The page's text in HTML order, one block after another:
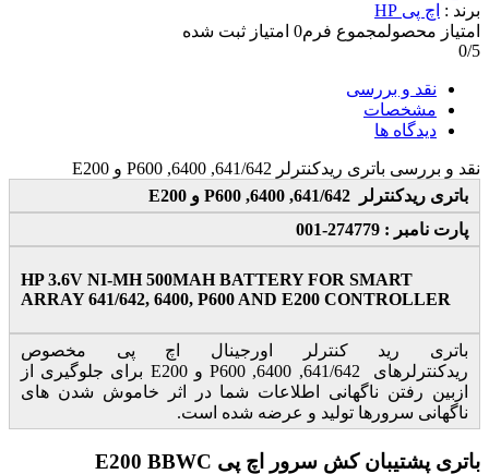
برند : اچ پی HP
امتیاز محصولمجموع فرم0 امتیاز ثبت شده
0/5
نقد و بررسی
مشخصات
دیدگاه ها
نقد و بررسی باتری ریدکنترلر 641/642, 6400, P600 و E200
باتری ریدکنترلر 641/642, 6400, P600 و E200
پارت نامبر : 274779-001
HP 3.6V NI-MH 500MAH BATTERY FOR SMART
ARRAY 641/642, 6400, P600 AND E200 CONTROLLER
باتری رید کنترلر اورجینال اچ پی مخصوص
ریدکنترلرهای 641/642, 6400, P600 و E200 برای جلوگیری از
ازبین رفتن ناگهانی اطلاعات شما در اثر خاموش شدن های
ناگهانی سرورها تولید و عرضه شده است.
باتری پشتیبان کش سرور اچ پی E200 BBWC